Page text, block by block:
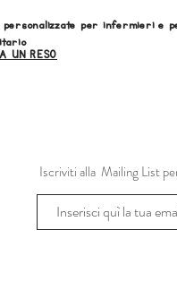
per infermieri e
UN RESO
Iscriviti alla Mailing List